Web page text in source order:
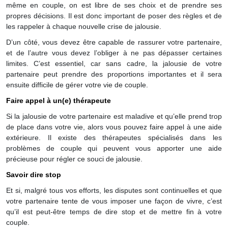
même en couple, on est libre de ses choix et de prendre ses
propres décisions. Il est donc important de poser des règles et de
les rappeler à chaque nouvelle crise de jalousie.
D’un côté, vous devez être capable de rassurer votre partenaire,
et de l’autre vous devez l’obliger à ne pas dépasser certaines
limites. C’est essentiel, car sans cadre, la jalousie de votre
partenaire peut prendre des proportions importantes et il sera
ensuite difficile de gérer votre vie de couple.
Faire appel à un(e) thérapeute
Si la jalousie de votre partenaire est maladive et qu’elle prend trop
de place dans votre vie, alors vous pouvez faire appel à une aide
extérieure. Il existe des thérapeutes spécialisés dans les
problèmes de couple qui peuvent vous apporter une aide
précieuse pour régler ce souci de jalousie.
Savoir dire stop
Et si, malgré tous vos efforts, les disputes sont continuelles et que
votre partenaire tente de vous imposer une façon de vivre, c’est
qu’il est peut-être temps de dire stop et de mettre fin à votre
couple.